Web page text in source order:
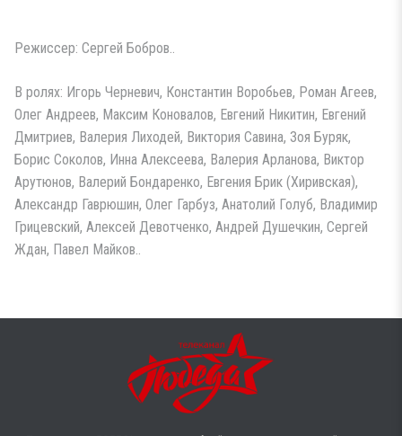
Режиссер: Сергей Бобров..
В ролях: Игорь Черневич, Константин Воробьев, Роман Агеев,
Олег Андреев, Максим Коновалов, Евгений Никитин, Евгений
Дмитриев, Валерия Лиходей, Виктория Савина, Зоя Буряк,
Борис Соколов, Инна Алексеева, Валерия Арланова, Виктор
Арутюнов, Валерий Бондаренко, Евгения Брик (Хиривская),
Александр Гаврюшин, Олег Гарбуз, Анатолий Голуб, Владимир
Грицевский, Алексей Девотченко, Андрей Душечкин, Сергей
Ждан, Павел Майков..